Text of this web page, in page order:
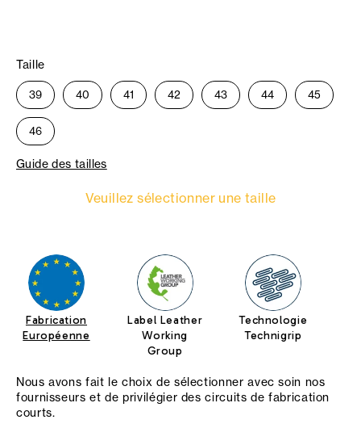
Taille
39 40 41 42 43 44 45
46
Guide des tailles
Veuillez sélectionner une taille
Fabrication
Européenne
Label Leather
Working
Group
Technologie
Technigrip
Nous avons fait le choix de sélectionner avec soin nos
fournisseurs et de privilégier des circuits de fabrication
courts.